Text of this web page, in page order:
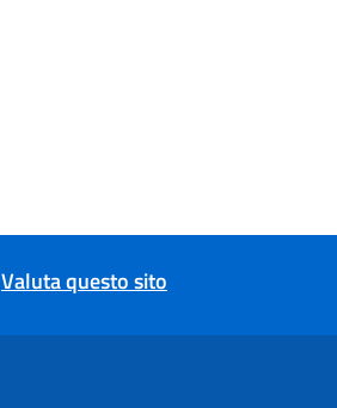
Valuta questo sito